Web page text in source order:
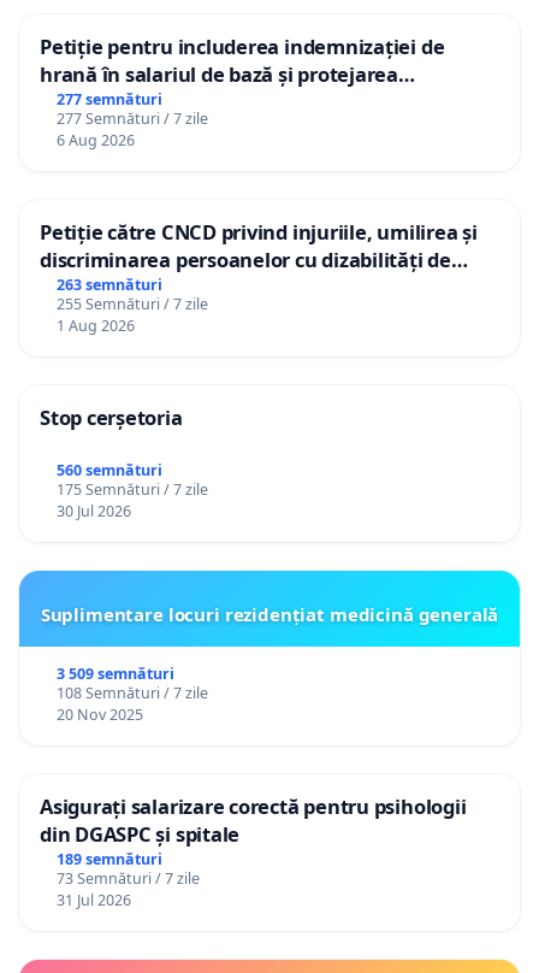
Petiție pentru includerea indemnizației de
hrană în salariul de bază și protejarea
gradațiilor de vechime pentru asistenții
personali
277 semnături
277 Semnături / 7 zile
6 Aug 2026
Petiție către CNCD privind injuriile, umilirea și
discriminarea persoanelor cu dizabilități de
către utilizatorul TikTok „Gorici”
263 semnături
255 Semnături / 7 zile
1 Aug 2026
Stop cerșetoria
560 semnături
175 Semnături / 7 zile
30 Jul 2026
Suplimentare locuri rezidențiat medicină generală
3 509 semnături
108 Semnături / 7 zile
20 Nov 2025
Asigurați salarizare corectă pentru psihologii
din DGASPC și spitale
189 semnături
73 Semnături / 7 zile
31 Jul 2026